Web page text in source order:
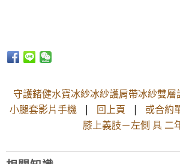
守護鍺健水寶冰紗冰紗護肩帶冰紗雙
小腿套影片手機 | 回上頁 | 或合約
膝上義肢－左側 具 二